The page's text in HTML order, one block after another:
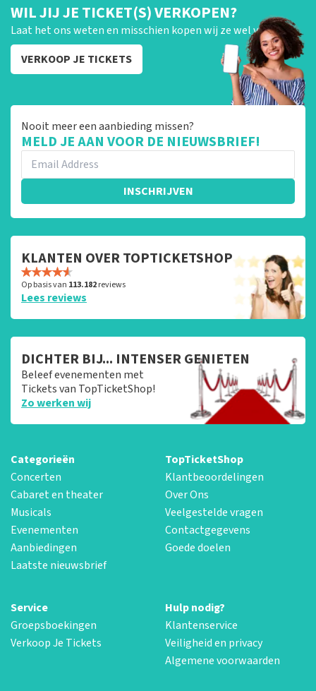
WIL JIJ JE TICKET(S) VERKOPEN?
Laat het ons weten en misschien kopen wij ze wel van je!
VERKOOP JE TICKETS
Nooit meer een aanbieding missen?
MELD JE AAN VOOR DE NIEUWSBRIEF!
INSCHRIJVEN
KLANTEN OVER TOPTICKETSHOP
Op basis van 113.182reviews
Lees reviews
DICHTER BIJ... INTENSER GENIETEN
Beleef evenementen met
Tickets van TopTicketShop!
Zo werken wij
Categorieën
Concerten
Cabaret en theater
Musicals
Evenementen
Aanbiedingen
Laatste nieuwsbrief
TopTicketShop
Klantbeoordelingen
Over Ons
Veelgestelde vragen
Contactgegevens
Goede doelen
Service
Groepsboekingen
Verkoop Je Tickets
Hulp nodig?
Klantenservice
Veiligheid en privacy
Algemene voorwaarden